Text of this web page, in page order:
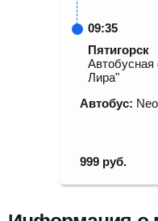
09:35
Пятигорск
Автобусная
Лира"
Автобус:
999 руб.